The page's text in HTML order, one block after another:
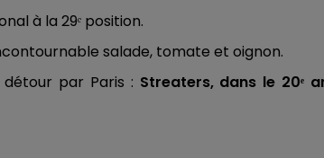
à la 29ᵉ position.
salade, tomate et oignon.
par Paris : Streaters, dans le 20ᵉ